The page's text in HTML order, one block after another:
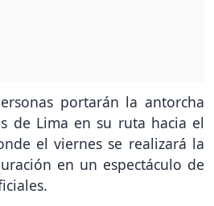
portarán la antorcha
de Lima en su ruta hacia el
el viernes se realizará la
en un espectáculo de